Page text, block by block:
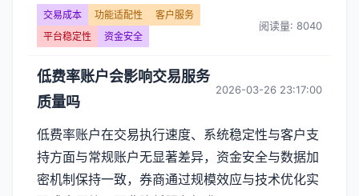
交易成本 功能适配性
客户服务
平台稳定性
资金安全
阅读量: 8040
低费率账户会影响交易服务
质量吗
2026-03-26 23:17:00
低费率账户在交易执行速度、系统稳定性与客户支
持方面与常规账户无显著差异，资金安全与数据加
密机制保持一致，券商通过规模效应与技术优化实